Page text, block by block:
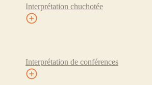
Interprétation chuchotée
Interprétation de conférences